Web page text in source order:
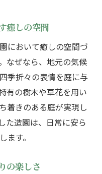
園体験の魅力
庭の実例紹介
現代の調和
質な庭空間
栽と造園手法
ンの美しき融合
園の秘訣
のポイント
癒しの空間
において癒しの空間づ
なぜなら、地元の気候
季折々の表情を庭に与
有の樹木や草花を用い
着きのある庭が実現し
た造園は、日常に安ら
ます。
の楽しさ